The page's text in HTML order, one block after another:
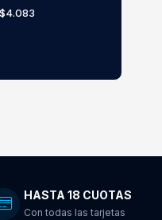
$4.083
HASTA 18 CUOTAS
Con todas las tarjetas